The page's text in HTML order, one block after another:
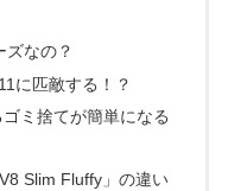
ズなの？
に匹敵する！？
ミ捨てが簡単になる
Slim Fluffy」の違い